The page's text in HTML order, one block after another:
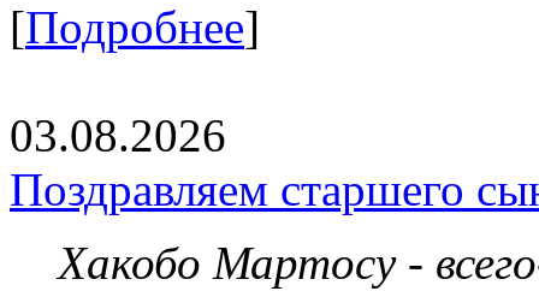
[Подробнее]
03.08.2026
Поздравляем старшего
Хакобо Мартосу -